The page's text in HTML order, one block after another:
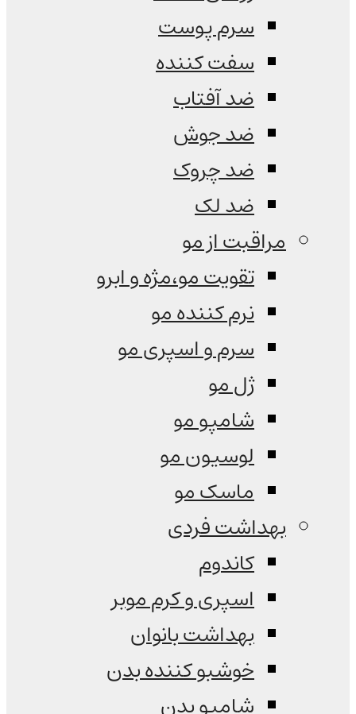
سرم پوست
سفت کننده
ضد آفتاب
ضد جوش
ضد چروک
ضد لک
مراقبت از مو
تقویت مو،مژه و ابرو
نرم کننده مو
سرم و اسپری مو
ژل مو
شامپو مو
لوسیون مو
ماسک مو
بهداشت فردی
کاندوم
اسپری و کرم موبر
بهداشت بانوان
خوشبو کننده بدن
شامپو بدن